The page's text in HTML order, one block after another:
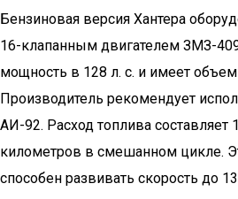
Бензиновая версия Хантера
16-клапанным двигателем ЗМЗ-
мощность в 128 л. с. и имеет объем
Производитель рекомендует
АИ-92. Расход топлива составляет
километров в смешанном цикле.
способен развивать скорость до